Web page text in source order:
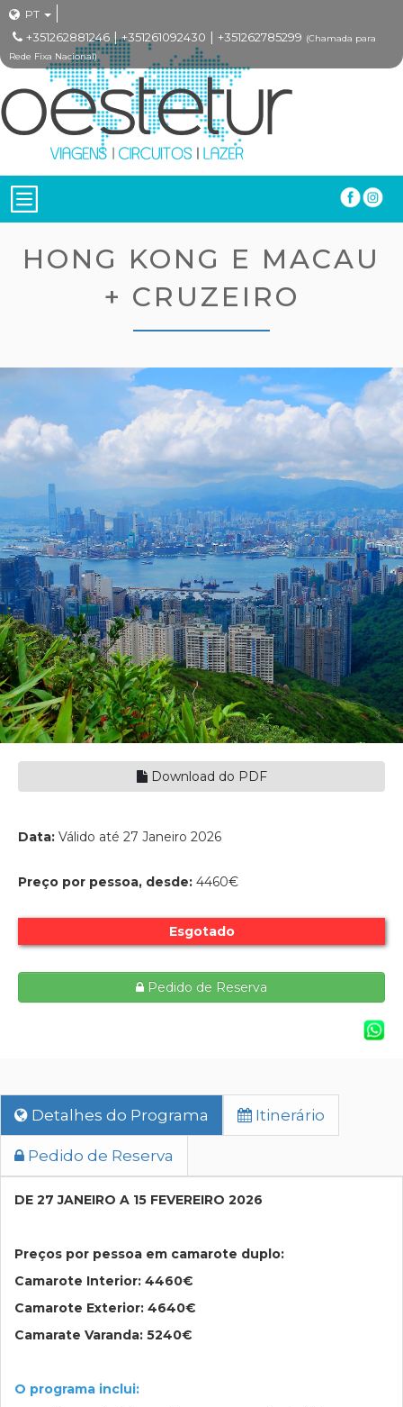
PT
+351262881246 |+351261092430 | +351262785299 (Chamada para
Rede Fixa Nacional)
HONG KONG E MACAU
+ CRUZEIRO
Download do PDF
Data: Válido até 27 Janeiro 2026
Preço por pessoa, desde: 4460€
Esgotado
Pedido de Reserva
Detalhes do Programa Itinerário
Pedido de Reserva
DE 27 JANEIRO A 15 FEVEREIRO 2026
Preços por pessoa em camarote duplo:
Camarote Interior: 4460€
Camarote Exterior: 4640€
Camarate Varanda: 5240€
O programa inclui: